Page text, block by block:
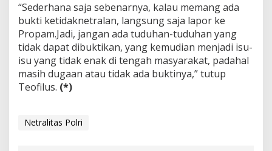
“Sederhana saja sebenarnya, kalau memang ada
bukti ketidaknetralan, langsung saja lapor ke
Propam.Jadi, jangan ada tuduhan-tuduhan yang
tidak dapat dibuktikan, yang kemudian menjadi isu-
isu yang tidak enak di tengah masyarakat, padahal
masih dugaan atau tidak ada buktinya,” tutup
Teofilus. (*)
Netralitas Polri